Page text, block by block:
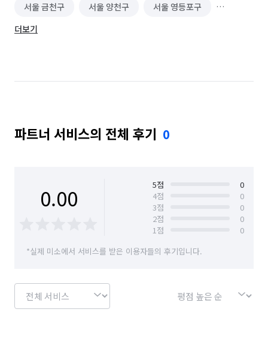
서울 금천구 서울 양천구 서울 영등포구
인천 강화군
인천 서구 인천 연수구 인천 옹진군
경기 부천시 오정구
더보기
파트너 서비스의 전체 후기 0
0.00 5점
0
4점
0
3점
0
2점
0
1점
0
*실제 미소에서 서비스를 받은 이용자들의 후기입니다.